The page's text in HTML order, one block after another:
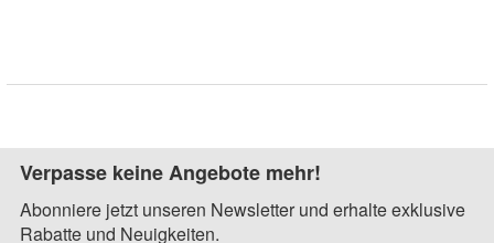
Verpasse keine Angebote mehr!
Abonniere jetzt unseren Newsletter und erhalte exklusive
Rabatte und Neuigkeiten.